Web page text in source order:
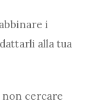
i
alla tua
non cercare